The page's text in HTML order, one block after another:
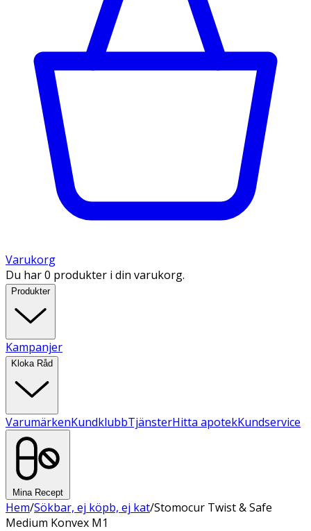
Varukorg
Du har 0 produkter i din varukorg.
Produkter
Kampanjer
Kloka Råd
VarumärkenKundklubbTjänsterHitta apotekKundservice
Mina Recept
Hem/Sökbar, ej köpb, ej kat/Stomocur Twist & Safe
Medium Konvex M1